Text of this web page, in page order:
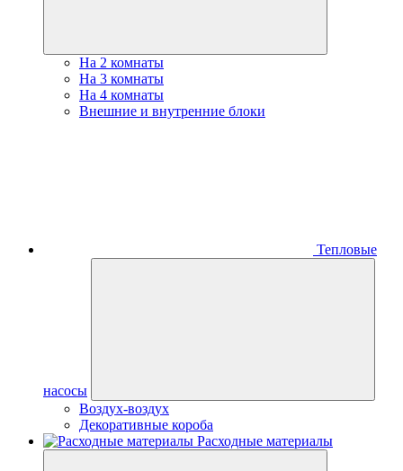
На 2 комнаты
На 3 комнаты
На 4 комнаты
Внешние и внутренние блоки
Тепловые
насосы
Воздух-воздух
Декоративные короба
Расходные материалы